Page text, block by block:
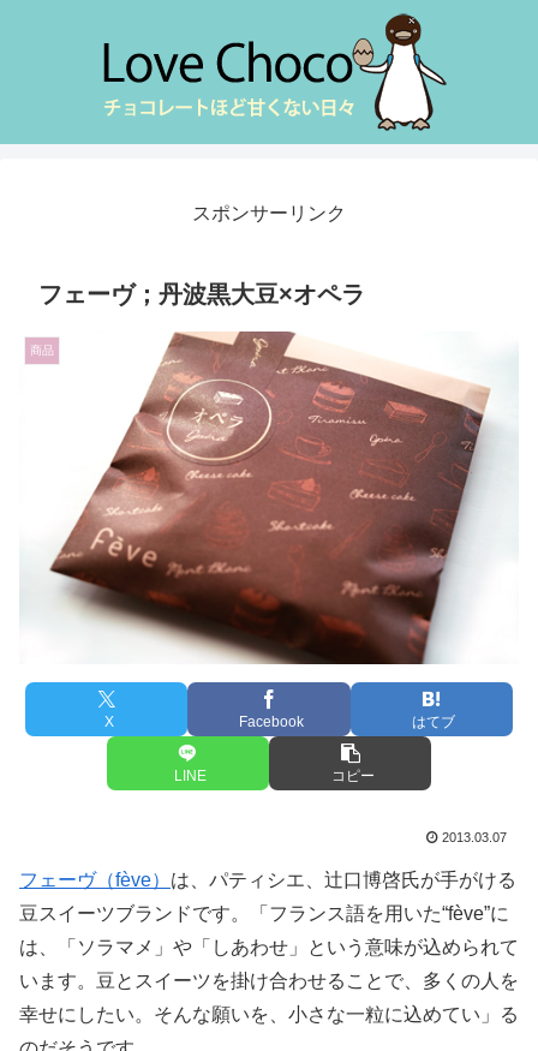
スポンサーリンク
フェーヴ；丹波黒大豆×オペラ
商品
X Facebook はてブ
LINE コピー
2013.03.07
フェーヴ（fève） は、パティシエ、辻口博啓氏が手がける
豆スイーツブランドです。「フランス語を用いた“fève”に
は、「ソラマメ」や「しあわせ」という意味が込められて
います。豆とスイーツを掛け合わせることで、多くの人を
幸せにしたい。そんな願いを、小さな一粒に込めてい」る